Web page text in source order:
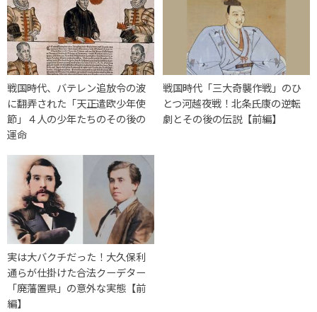
戦国時代、バテレン追放令の波
に翻弄された「天正遣欧少年使
節」４人の少年たちのその後の
運命
戦国時代「三大奇襲作戦」のひ
とつ河越夜戦！北条氏康の逆転
劇とその後の伝説【前編】
実は大バクチだった！大久保利
通らが仕掛けた合法クーデター
「廃藩置県」の意外な実態【前
編】